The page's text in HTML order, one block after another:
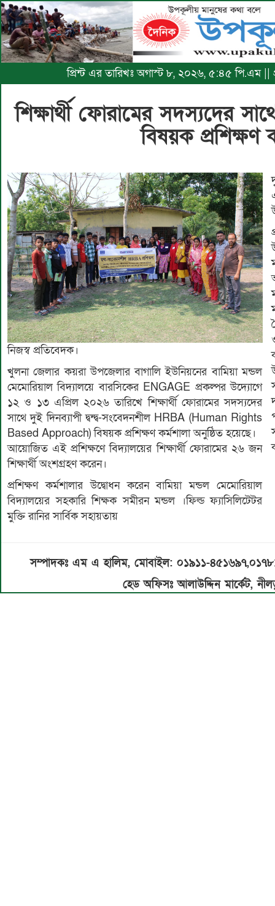
প্রিন্ট এর তারিখঃ অগাস্ট ৮, ২০২৬, ৫:৪৫ পি.এম
শিক্ষার্থী ফোরামের সদস্যদের
বিষয়ক প্রশিক্ষণ
নিজস্ব প্রতিবেদক।
খুলনা জেলার কয়রা উপজেলার বাগালি ইউনিয়নের বামিয়া মন্ডল
মেমোরিয়াল বিদ্যালয়ে বারসিকের ENGAGE প্রকল্পর উদ্যোগে
১২ ও ১৩ এপ্রিল ২০২৬ তারিখে শিক্ষার্থী ফোরামের সদস্যদের
সাথে দুই দিনব্যাপী দ্বন্দ্ব-সংবেদনশীল HRBA (Human Rights
Based Approach) বিষয়ক প্রশিক্ষণ কর্মশালা অনুষ্ঠিত হয়েছে।
আয়োজিত এই প্রশিক্ষণে বিদ্যালয়ের শিক্ষার্থী ফোরামের ২৬ জন
শিক্ষার্থী অংশগ্রহণ করেন।
প্রশিক্ষণ কর্মশালার উদ্বোধন করেন বামিয়া মন্ডল মেমোরিয়াল
বিদ্যালয়ের সহকারি শিক্ষক সমীরন মন্ডল ।ফিল্ড ফ্যাসিলিটেটর
মুক্তি রানির সার্বিক সহায়তায়
সম্পাদকঃ এম এ হালিম, মোবাইল: ০১৯১১-
হেড অফিসঃ আলাউদ্দিন মার্কেট,